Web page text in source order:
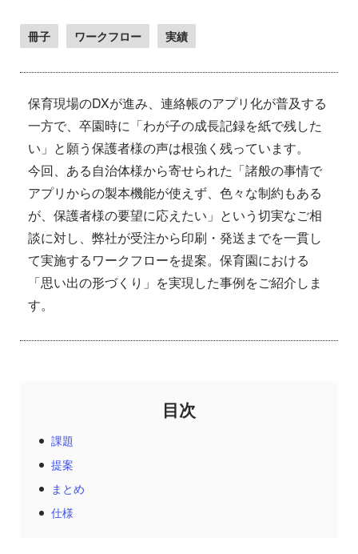
冊子 ワークフロー 実績
保育現場のDXが進み、連絡帳のアプリ化が普及する
一方で、卒園時に「わが子の成長記録を紙で残した
い」と願う保護者様の声は根強く残っています。
今回、ある自治体様から寄せられた「諸般の事情で
アプリからの製本機能が使えず、色々な制約もある
が、保護者様の要望に応えたい」という切実なご相
談に対し、弊社が受注から印刷・発送までを一貫し
て実施するワークフローを提案。保育園における
「思い出の形づくり」を実現した事例をご紹介しま
す。
課題
提案
まとめ
仕様